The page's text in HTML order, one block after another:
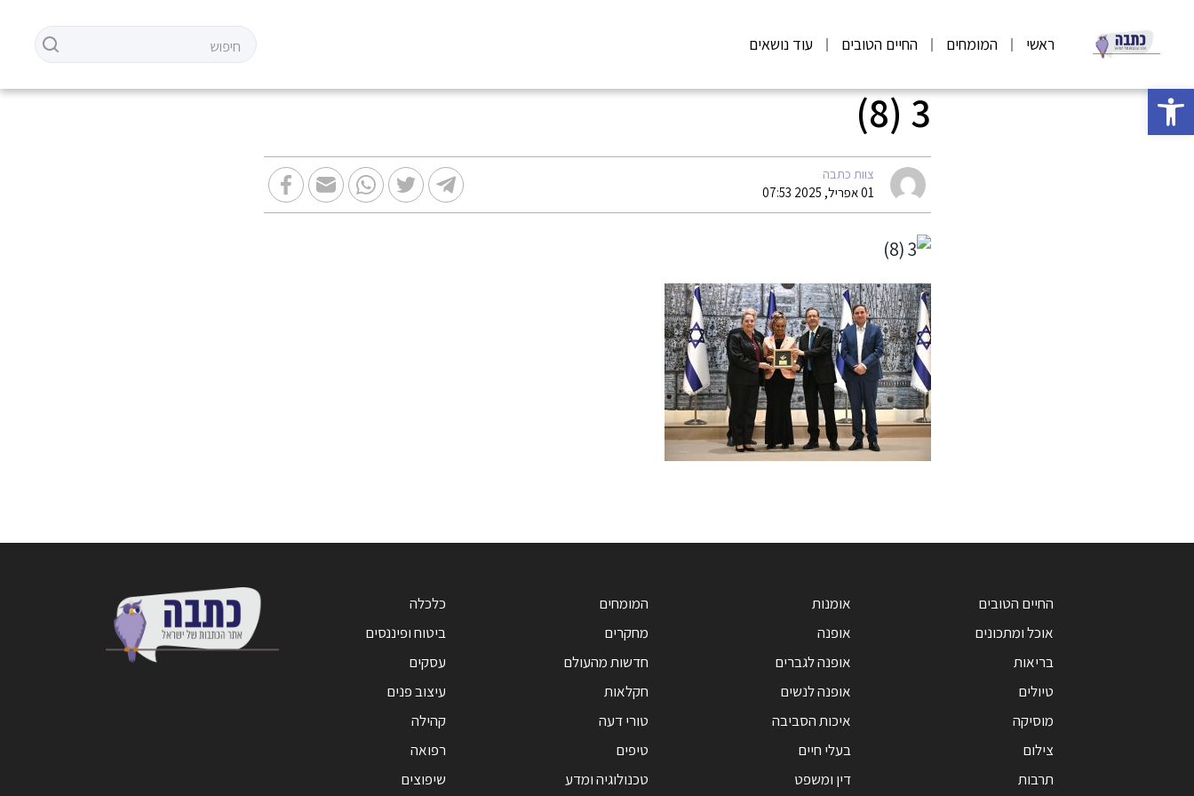
פתח סרגל נגישות
ראשי המומחים החיים הטובים עוד נושאים
3 (8)
צוות כתבה
01 אפריל, 2025 07:53
החיים הטובים
אוכל ומתכונים
בריאות
טיולים
מוסיקה
צילום
תרבות
אומנות
אופנה
אופנה לגברים
אופנה לנשים
איכות הסביבה
בעלי חיים
דין ומשפט
המומחים
מחקרים
חדשות מהעולם
חקלאות
טורי דעה
טיפים
טכנולוגיה ומדע
כלכלה
ביטוח ופיננסים
עסקים
עיצוב פנים
קהילה
רפואה
שיפוצים